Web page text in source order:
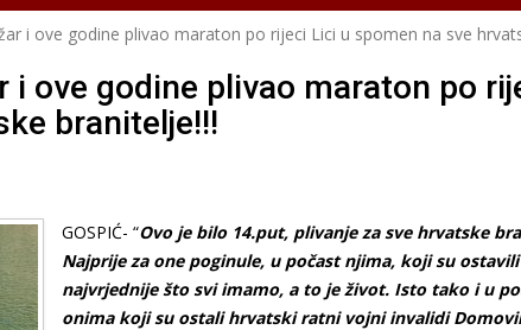
i ove godine plivao maraton po rijeci Lici u spomen na sve
i ove godine plivao maraton po
branitelje!!!
GOSPIĆ- “Ovo je bilo 14.put, plivanje za sve hrvatske
Najprije za one poginule, u počast njima, koji su
najvrjednije što svi imamo, a to je život. Isto tako i u
onima koji su ostali hrvatski ratni vojni invalidi